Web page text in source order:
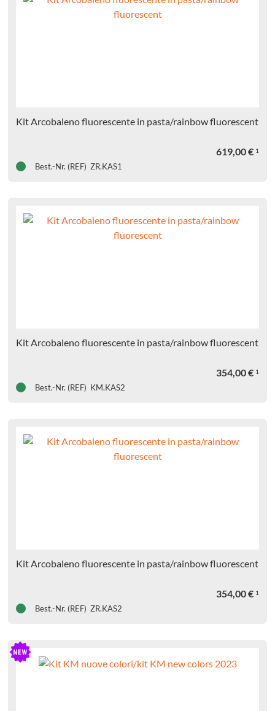
Kit Arcobaleno fluorescente in pasta/rainbow fluorescent
619,00€ 1
Best.-Nr. (REF) ZR.KAS1
Kit Arcobaleno fluorescente in pasta/rainbow fluorescent
354,00€ 1
Best.-Nr. (REF) KM.KAS2
Kit Arcobaleno fluorescente in pasta/rainbow fluorescent
354,00€ 1
Best.-Nr. (REF) ZR.KAS2